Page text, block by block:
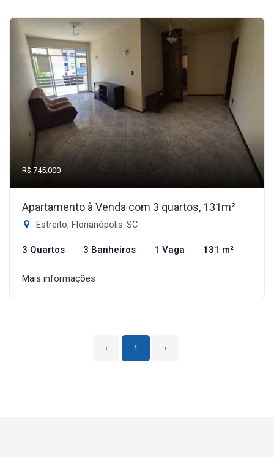
R$ 745.000
Apartamento à Venda com 3 quartos, 131m²
Estreito, Florianópolis-SC
3 Quartos 3 Banheiros 1 Vaga 131 m²
Mais informações
‹ 1 ›